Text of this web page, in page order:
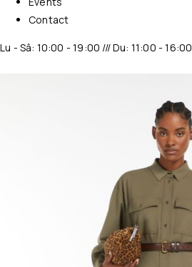
Contact
Lu - Sâ: 10:00 - 19:00 /// Du: 11:00 - 16:00